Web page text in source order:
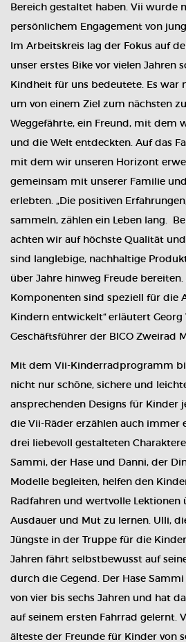
Bereich gestaltet haben. Vii wurde
persönlichem Engagement von
Im Arbeitskreis lag der Fokus auf
unser erstes Bike vor vielen Jahren
Kindheit für uns bedeutete. Es war
um von einem Ziel zum nächsten
Weggefährte, ein Freund, mit dem
und die Welt entdeckten. Auf das
mit dem wir unseren Horizont
gemeinsam mit unserer Familie
erlebten. „Die positiven
sammeln, zählen ein Leben lang.
achten wir auf höchste Qualität
sind langlebige, nachhaltige
über Jahre hinweg Freude
Komponenten sind speziell für die
Kindern entwickelt“ erläutert Georg
Geschäftsführer der BICO Zweirad
Mit dem Vii-Kinderradprogramm
nicht nur schöne, sichere und
ansprechenden Designs für Kinder
die Vii-Räder erzählen auch immer
drei liebevoll gestalteten
Sammi, der Hase und Danni, der
Modelle begleiten, helfen den
Radfahren und wertvolle Lektionen
Ausdauer und Mut zu lernen. Ulli,
Jüngste in der Truppe für die
Jahren fährt selbstbewusst auf
durch die Gegend. Der Hase
von vier bis sechs Jahren und hat
auf seinem ersten Fahrrad gelernt.
älteste der Freunde für Kinder von